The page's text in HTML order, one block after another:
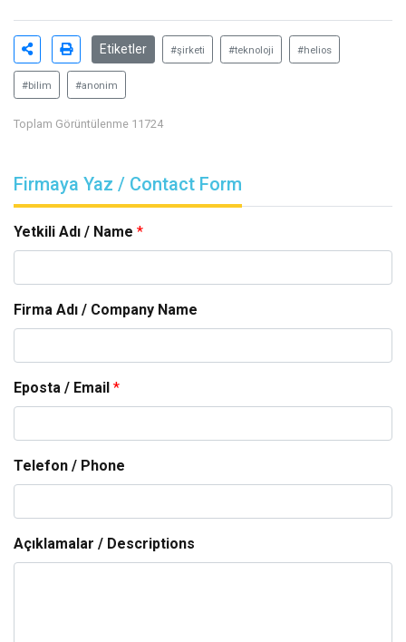
Etiketler #şirketi #teknoloji #helios
#bilim #anonim
Toplam Görüntülenme 11724
Firmaya Yaz / Contact Form
Yetkili Adı / Name *
Firma Adı / Company Name
Eposta / Email *
Telefon / Phone
Açıklamalar / Descriptions